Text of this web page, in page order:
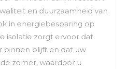
en duurzaamheid van
in energiebesparing op
isolatie zorgt ervoor dat
binnen blijft en dat uw
zomer, waardoor u